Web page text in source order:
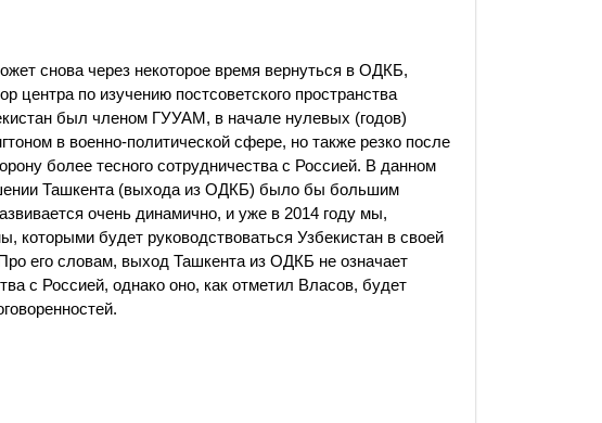
снова через некоторое время вернуться в ОДКБ,
центра по изучению постсоветского пространства
был членом ГУУАМ, в начале нулевых (годов)
в военно-политической сфере, но также резко после
более тесного сотрудничества с Россией. В данном
Ташкента (выхода из ОДКБ) было бы большим
очень динамично, и уже в 2014 году мы,
которыми будет руководствоваться Узбекистан в своей
его словам, выход Ташкента из ОДКБ не означает
с Россией, однако оно, как отметил Власов, будет